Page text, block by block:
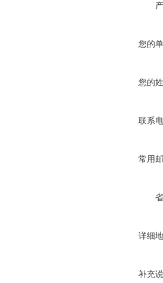
您的
您的
联系
常用
详细
补充